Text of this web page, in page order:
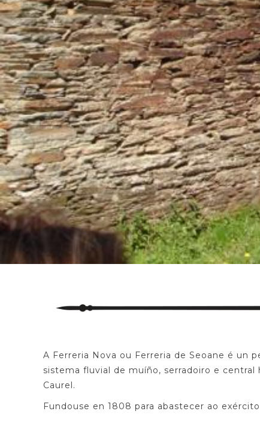
A Ferreria Nova ou Ferreria de Seoane é un
sistema fluvial de muíño, serradoiro e
Caurel.
Fundouse en 1808 para abastecer ao